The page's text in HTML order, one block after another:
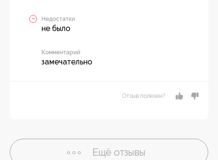
Недостатки
не было
Комментарий
замечательно
Отзыв полезен?
Ещё отзывы